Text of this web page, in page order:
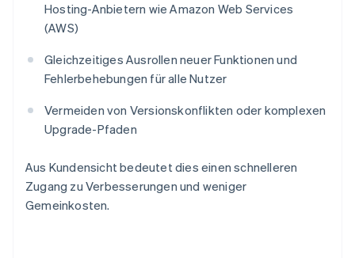
Hosting-Anbietern wie Amazon Web Services
(AWS)
Gleichzeitiges Ausrollen neuer Funktionen und
Fehlerbehebungen für alle Nutzer
Vermeiden von Versionskonflikten oder komplexen
Upgrade-Pfaden
Aus Kundensicht bedeutet dies einen schnelleren
Zugang zu Verbesserungen und weniger
Gemeinkosten.